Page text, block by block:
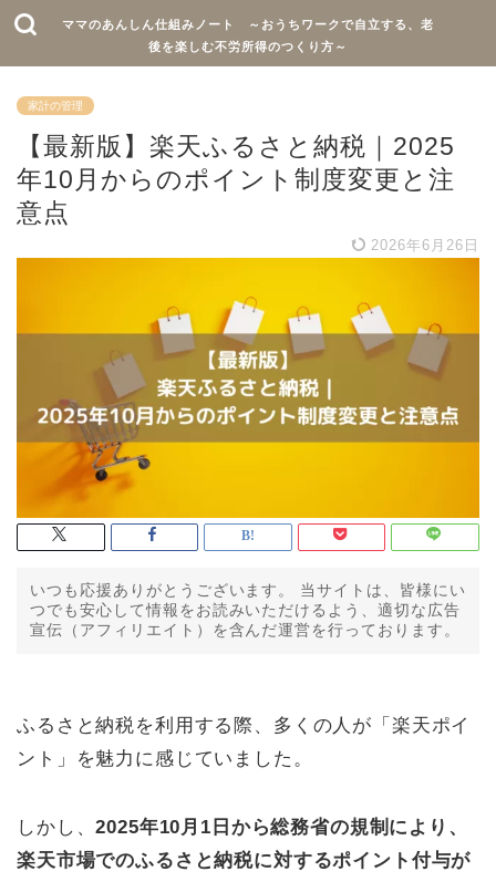
ママのあんしん仕組みノート ～おうちワークで自立する、老
後を楽しむ不労所得のつくり方～
家計の管理
【最新版】楽天ふるさと納税｜2025
年10月からのポイント制度変更と注
意点
2026年6月26日
いつも応援ありがとうございます。 当サイトは、皆様にい
つでも安心して情報をお読みいただけるよう、適切な広告
宣伝（アフィリエイト）を含んだ運営を行っております。
ふるさと納税を利用する際、多くの人が「楽天ポイ
ント」を魅力に感じていました。
しかし、2025年10月1日から総務省の規制により、
楽天市場でのふるさと納税に対するポイント付与が